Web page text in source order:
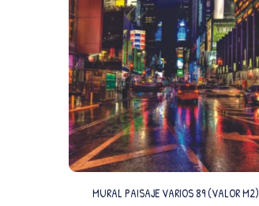
MURAL PAISAJE VARIOS 89 (VALOR M2)